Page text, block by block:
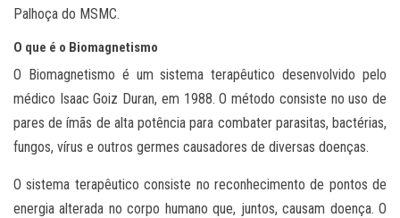
Palhoça do MSMC.
O que é o Biomagnetismo
O Biomagnetismo é um sistema terapêutico desenvolvido pelo
médico Isaac Goiz Duran, em 1988. O método consiste no uso de
pares de ímãs de alta potência para combater parasitas, bactérias,
fungos, vírus e outros germes causadores de diversas doenças.
O sistema terapêutico consiste no reconhecimento de pontos de
energia alterada no corpo humano que, juntos, causam doença. O